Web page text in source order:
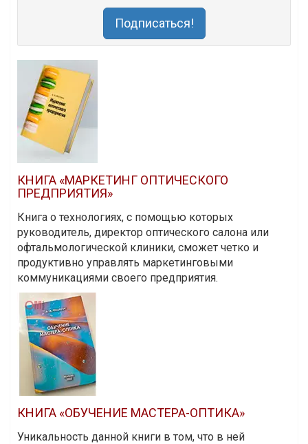
Подписаться!
КНИГА «МАРКЕТИНГ ОПТИЧЕСКОГО
ПРЕДПРИЯТИЯ»
Книга о технологиях, с помощью которых
руководитель, директор оптического салона или
офтальмологической клиники, сможет четко и
продуктивно управлять маркетинговыми
коммуникациями своего предприятия.
КНИГА «ОБУЧЕНИЕ МАСТЕРА-ОПТИКА»
Уникальность данной книги в том, что в ней